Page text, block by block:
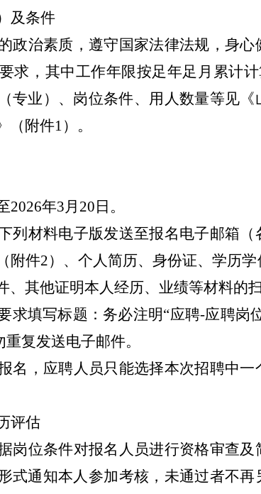
及条件
政治素质，遵守国家法律法规，身心
求，其中工作年限按足年足月累计
专业）、岗位条件、用人数量等见《
（附件1）。
2026年3月 20 日。
列材料电子版发送至报名电子邮箱
附件2）、个人简历、身份证、学历
其他证明本人经历、业绩等材料的扫
求填写标题：务必注明“应聘-应聘岗
重复发送电子邮件。
名，应聘人员只能选择本次招聘中
评估
岗位条件对报名人员进行资格审查及
式通知本人参加考核，未通过者不